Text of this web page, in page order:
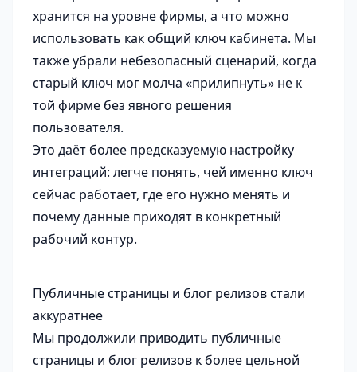
хранится на уровне фирмы, а что можно
использовать как общий ключ кабинета. Мы
также убрали небезопасный сценарий, когда
старый ключ мог молча «прилипнуть» не к
той фирме без явного решения
пользователя.
Это даёт более предсказуемую настройку
интеграций: легче понять, чей именно ключ
сейчас работает, где его нужно менять и
почему данные приходят в конкретный
рабочий контур.
Публичные страницы и блог релизов стали
аккуратнее
Мы продолжили приводить публичные
страницы и блог релизов к более цельной